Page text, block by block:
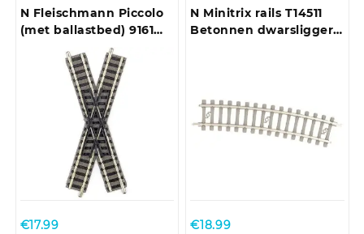
N Fleischmann Piccolo
(met ballastbed) 9161
Kruising 115 mm 30 ° 1
€17.99
N Minitrix rails T14511
Betonnen dwarsliggers,
€18.99